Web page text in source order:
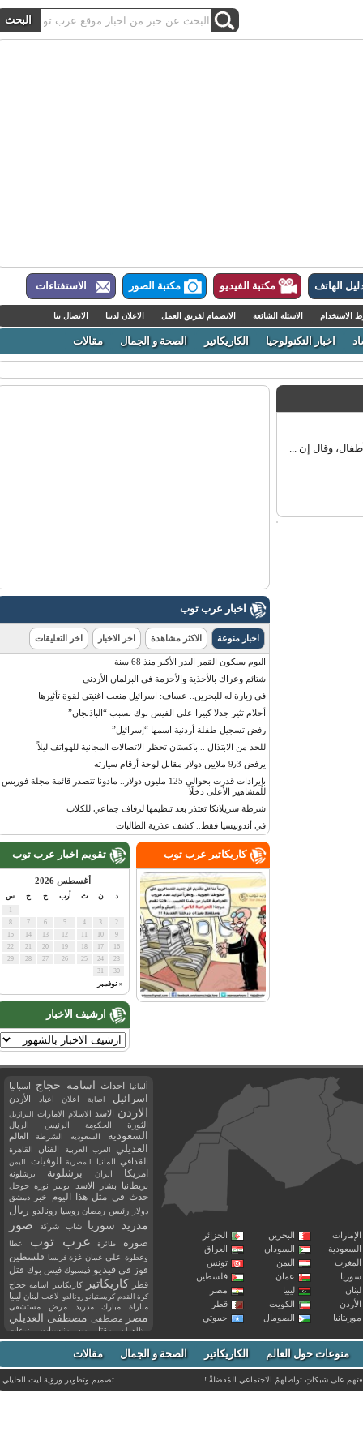
الهاتف مكتبة الفيديو مكتبة الصور الاستفتاءات
الاسئلة الشائعة الانضمام لفريق العمل الاعلان لدينا الاتصال بنا
اخبار التكنولوجيا الكاريكاتير الصحة و الجمال مقالات
اخبار عرب توب
اخبار منوعة الاكثر مشاهدة اخر الاخبار اخر التعليقات
اليوم سيكون القمر البدر الأكبر منذ 68 سنة
شتائم وعراك بالأحذية والأحزمة في البرلمان الأردني
في زيارة له للبحرين.. عساف: اسرائيل منعت اغنيتي لقوة تأثيرها
أحلام تثير جدلا كبيرا على الفيس بوك بسبب “الباذنجان”
رفض تسجيل طفلة أردنية اسمها “إسرائيل”
للحد من الابتذال .. باكستان تحظر الاتصالات المجانية للهواتف ليلاً
يرفض 9٫3 ملايين دولار مقابل لوحة أرقام سيارته
بإيرادات قدرت بحوالي 125 مليون دولار.. مادونا تتصدر قائمة مجلة فوربس
للمشاهير الأعلى دخلًا
شرطة سريلانكا تعتذر بعد تنظيمها لزفاف جماعي للكلاب
في أندونيسيا فقط.. كشف عذرية الطالبات
تقويم اخبار عرب توب
أغسطس 2026
أرب س
« نوفمبر
ارشيف الاخبار
كاريكاتير عرب توب
البحرين
الجزائر
السودان
العراق
اليمن
تونس
عمان
فلسطين
ليبيا
مصر
الكويت
قطر
الصومال جيبوتي
ألمانيا احداث اسامه حجاج اسبانيا
اسرائيل اصابة اعلان اعياد الأردن
الاردن الاسد الاسلام الامارات البرازيل
الثورة الحكومة الرئيس الريال
السعودية السعوديه الشرطة العالم
العديلي العرب العربية الفنان القاهرة
القذافي المانيا المصرية الوفيات اليمن
امريكا ايران برشلونة برشلونه
بريطانيا بشار الاسد تويتر ثورة جوجل
حدث في مثل هذا اليوم خبر دمشق
دولار رئيس رمضان روسيا رونالدو ريال
مدريد
سوريا شاب شركة صور
صورة طائرة عرب توب
عطا
وعطوة على عمان غزة فرنسا فلسطين
فوز في فيديو فيسبوك فيس بوك قتل
قطر كاريكاتير كاريكاتير اسامه حجاج
كرة القدم كريستيانو رونالدو لاعب لبنان ليبيا
مباراة مبارك مدريد مرض مستشفى
مصر مصطفى مصطفى العديلي
مظاهرات مقتل من مناسبات
منوعات
مواليد
موت ميسي ميلان نادي نشر
وفاة وفيات يوتيوب منوعات حول العالم الكاريكاتير الصحة و الجمال مقالات
على شبكاتِ تواصلهمْ الاجتماعي المُفضلةْ ! تصميم وتطوير ورؤيةليث الخليلي